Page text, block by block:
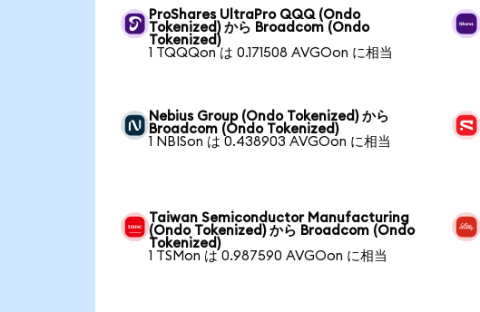
ProShares UltraPro QQQ (Ondo
Tokenized) から Broadcom (Ondo
Tokenized)
1 TQQQon は 0.171508 AVGOon に相当
Nebius Group (Ondo Tokenized) から
Broadcom (Ondo Tokenized)
1 NBISon は 0.438903 AVGOon に相当
Taiwan Semiconductor Manufacturing
(Ondo Tokenized) から Broadcom (Ondo
Tokenized)
1 TSMon は 0.987590 AVGOon に相当